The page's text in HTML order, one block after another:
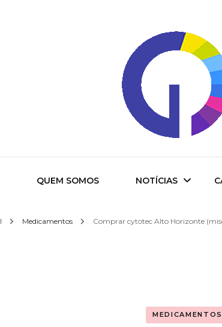
QUEM SOMOS NOTÍCIAS
Entretenimento
Medicamentos Comprar cytotec Alto Horizonte
MEDICAMENTOS